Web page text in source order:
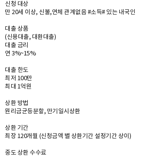
신청 대상
만 20세 이상, 신불,연체 관계없음 #소득# 있는 내국인
대출 상품
(신용대출, 대환대출)
대출 금리
연 3%~15%
대출 한도
최저 100만
최대 1억원
상환 방법
원리금균등분할, 만기일시상환
상환 기간
최장 120개월 (신청금액 별 상환기간 설정기간 상이)
중도 상환 수수료